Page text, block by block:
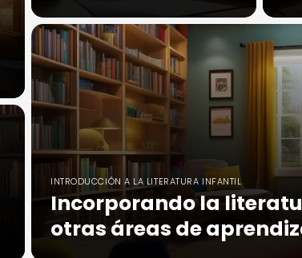
INTRODUCCIÓN A LA LITERATURA INFANTIL
Incorporando la
otras áreas de